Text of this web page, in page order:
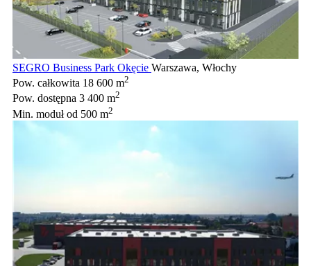
SEGRO Business Park Okęcie Warszawa, Włochy
Pow. całkowita 18 600 m2
Pow. dostępna 3 400 m2
Min. modułod 500 m2